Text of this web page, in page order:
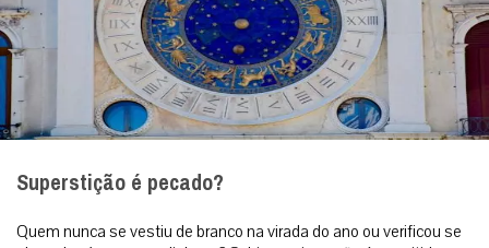
Superstição é pecado?
Quem nunca se vestiu de branco na virada do ano ou verificou se